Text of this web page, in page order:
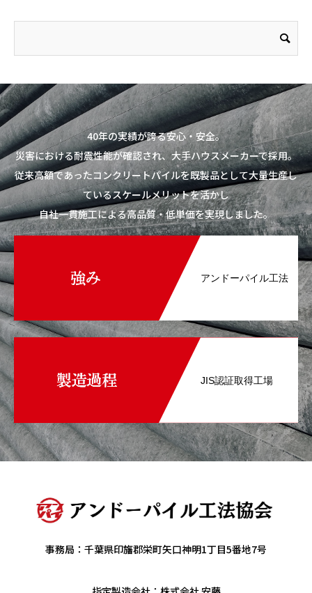
40年の実績が誇る安心・安全。
災害における耐震性能が確認され、大手ハウスメーカーで採用。
従来高額であったコンクリートパイルを既製品として大量生産し
ているスケールメリットを活かし
自社一貫施工による高品質・低単価を実現しました。
アンドーパイル工法
JIS認証取得工場
事務局：千葉県印旛郡栄町矢口神明1丁目5番地7号